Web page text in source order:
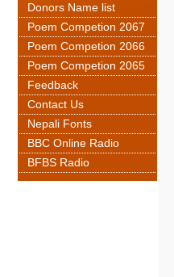
Donors Name list
Poem Competion 2067
Poem Competion 2066
Poem Competion 2065
Feedback
Contact Us
Nepali Fonts
BBC Online Radio
BFBS Radio